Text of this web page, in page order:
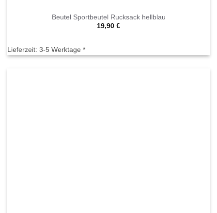
Beutel Sportbeutel Rucksack hellblau
19,90 €
Lieferzeit: 3-5 Werktage *